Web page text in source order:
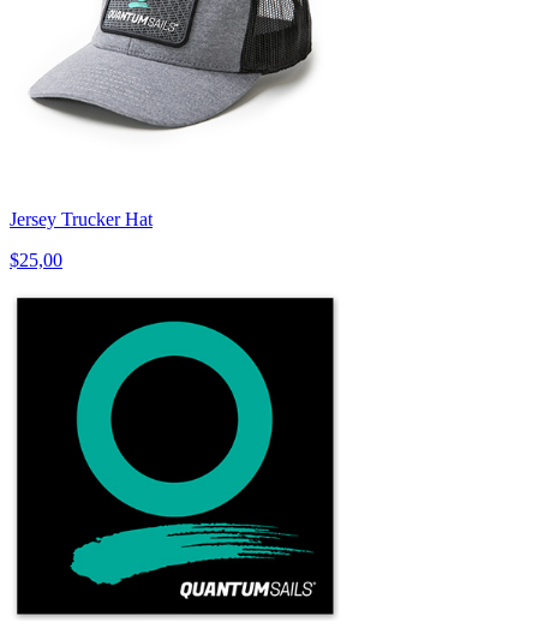
Jersey Trucker Hat
$25,00